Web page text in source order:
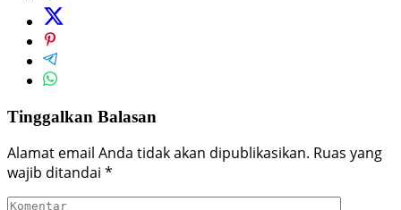
Tinggalkan Balasan
Alamat email Anda tidak akan dipublikasikan. Ruas yang
wajib ditandai *